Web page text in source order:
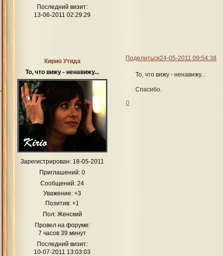
Последний визит:
13-06-2011 02:29:29
Поделиться24-05-2011 09:54:38
Кирио Утида
То, что вижу - ненавижу...
Зарегистрирован: 18-05-2011
Приглашений: 0
Сообщений: 24
Уважение: +3
Позитив: +1
Пол:Женский
Провел на форуме:
7 часов 39 минут
Последний визит:
10-07-2011 13:03:03
То, что вижу - ненавижу...
Спасибо.
0